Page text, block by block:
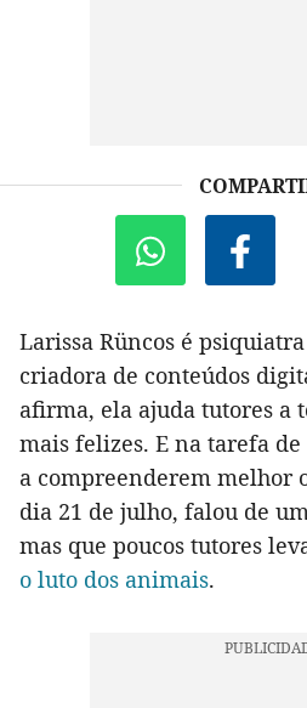
Larissa Rüncos é
criadora de conteúdos
afirma, ela ajuda tutores a
mais felizes. E na tarefa
a compreenderem melhor
dia 21 de julho, falou de
mas que poucos tutores
o luto dos animais.